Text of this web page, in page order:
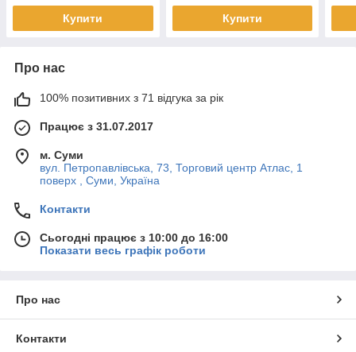
Купити Купити
Про нас
100% позитивних з 71 відгука за рік
Працює з 31.07.2017
м. Суми
вул. Петропавлівська, 73, Торговий центр Атлас, 1
поверх , Суми, Україна
Контакти
Сьогодні працює з 10:00 до 16:00
Показати весь графік роботи
Про нас
Контакти